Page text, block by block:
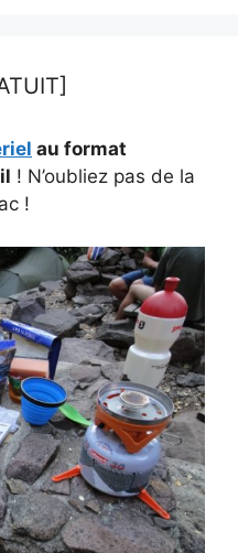
au format
! N’oubliez pas de la
!